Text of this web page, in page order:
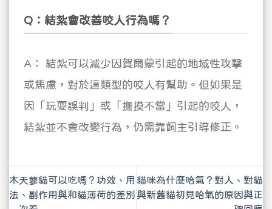
Q：結紮會改善咬人行為嗎？
A： 結紮可以減少因賀爾蒙引起的地域性攻擊
或焦慮，對於這類型的咬人有幫助。但如果是
因「玩耍誤判」或「撫摸不當」引起的咬人，
結紮並不會改變行為，仍需靠飼主引導修正。
木天蓼貓可以吃嗎？功效、用
法、副作用與和貓薄荷的差別
貓咪為什麼哈氣？對人、對貓
與新舊貓初見哈氣的原因與正